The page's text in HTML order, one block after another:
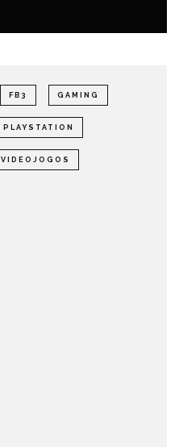
FB3 GAMING
PLAYSTATION
VIDEOJOGOS